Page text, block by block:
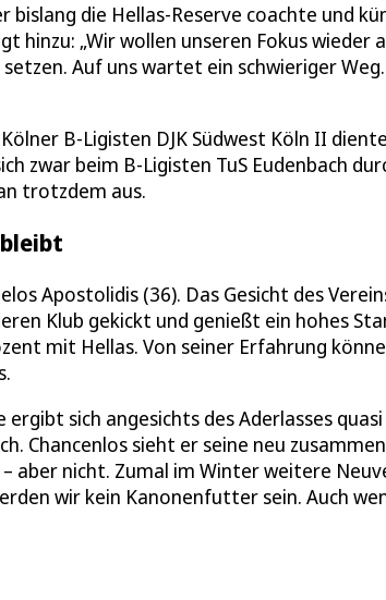
bislang die Hellas-Reserve coachte und
„Wir wollen unseren Fokus wieder
Auf uns wartet ein schwieriger
B-Ligisten DJK Südwest Köln II
zwar beim B-Ligisten TuS Eudenbach
trotzdem aus.
Apostolidis (36). Das Gesicht des
Klub gekickt und genießt ein hohes
mit Hellas. Von seiner Erfahrung
sich angesichts des Aderlasses
Chancenlos sieht er seine neu
aber nicht. Zumal im Winter weitere
wir kein Kanonenfutter sein. Auch